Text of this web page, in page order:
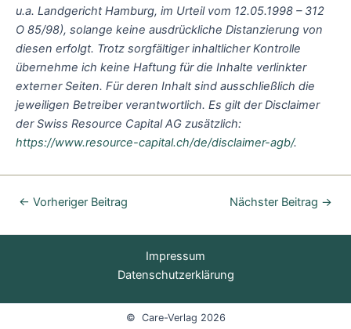
u.a. Landgericht Hamburg, im Urteil vom 12.05.1998 – 312
O 85/98), solange keine ausdrückliche Distanzierung von
diesen erfolgt. Trotz sorgfältiger inhaltlicher Kontrolle
übernehme ich keine Haftung für die Inhalte verlinkter
externer Seiten. Für deren Inhalt sind ausschließlich die
jeweiligen Betreiber verantwortlich. Es gilt der Disclaimer
der Swiss Resource Capital AG zusätzlich:
https://www.resource-capital.ch/de/disclaimer-agb/.
← Vorheriger Beitrag Nächster Beitrag →
Impressum
Datenschutzerklärung
© Care-Verlag 2026